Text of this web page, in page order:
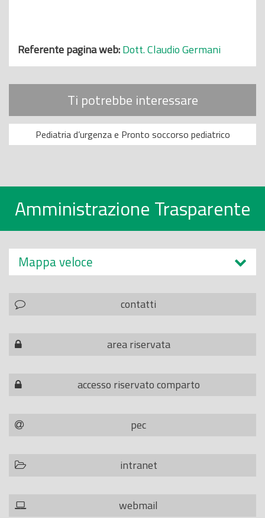
Referente pagina web:Dott. Claudio Germani
Ti potrebbe interessare
Pediatria d’urgenza e Pronto soccorso pediatrico
Amministrazione Trasparente
Mappa veloce
contatti
area riservata
accesso riservato comparto
pec
intranet
webmail